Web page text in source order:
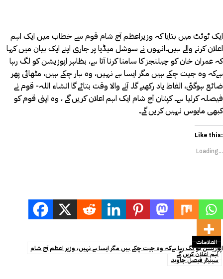
ایک ٹوئٹ میں بتایا کہ وزیراعظم آج شام قوم سے خطاب میں ایک اہم
اعلان کرنے والے ہیں۔انہوں نے سوشل میڈیا پر جاری اپنے ایک بیان میں کہا
کہ عمران خان کو چیلنجز کا سامنا کرنا آتا ہے، بظاہر اپوزیشن کو لگ رہا
ہےکہ وہ جیت چکے ہیں مگر ایسا ہے نہیں، وہ ہار چکے ہیں، مٹھائی پھر
ضائع ہوگئی، الفاظ یاد رکھیے گا۔ آنے والا وقت بتائے گا انشاء اللہ- قوم نے
فیصلہ کرلیا ہے۔ کپتان آج شام ایک اہم اعلان کریں گے ، وہ اپنی قوم کو
کبھی مایوس نہیں کریں گے۔
Like this:
Loading...
العلامات
اپوزیشن کو لگ رہا ہےکہ وہ جیت چکے ہیں مگر ایسا ہے نہیں، وزیر اعظم آج شام
اہم اعلان کریں گے
سینیٹر فیصل جاوید